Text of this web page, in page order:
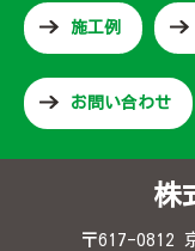
施工例
お問い合わせ
株
〒617-0812